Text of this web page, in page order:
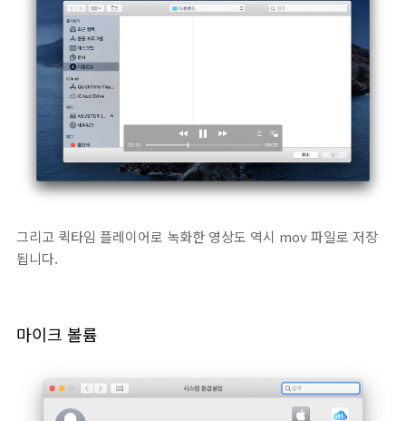
그리고 퀵타임 플레이어로 녹화한 영상도 역시 mov 파일로 저장
됩니다.
마이크 볼륨